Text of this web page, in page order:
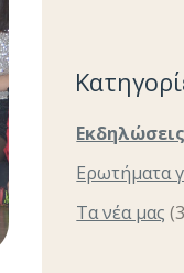
Εκδηλώσεις
Ερωτήματα
Τα νέα μας